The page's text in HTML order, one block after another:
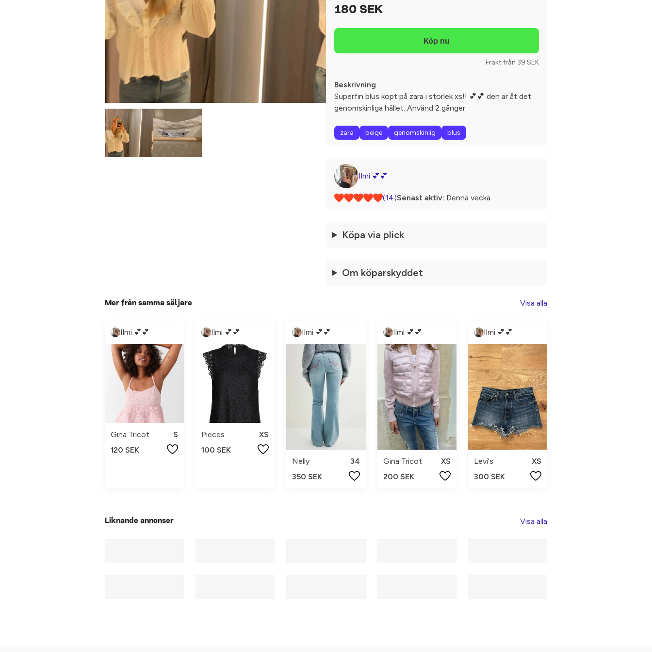
180 SEK
Frakt från 39 SEK
Beskrivning
Superfin blus köpt på zara i storlek xs!! 💕💕 den är åt det
genomskinliga hållet. Använd 2 gånger
zara beige genomskinlig blus
Ilmi 💕💕
(14)Senast aktiv: Denna vecka
Köpa via plick
Om köparskyddet
Mer från samma säljare Visa alla
Ilmi 💕💕
Gina Tricot
S
120 SEK
Ilmi 💕💕
Pieces
XS
100 SEK
Ilmi 💕💕
Nelly
34
350 SEK
Ilmi 💕💕
Gina Tricot
XS
200 SEK
Ilmi 💕💕
Levi's
XS
300 SEK
Liknande annonser Visa alla